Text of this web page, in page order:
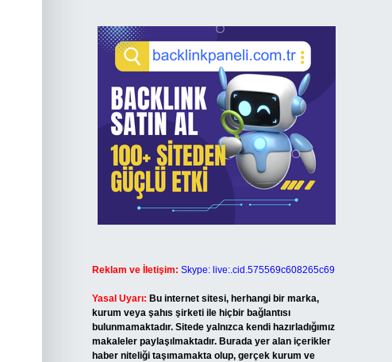
Reklam ve İletişim: Skype: live:.cid.575569c608265c69
Yasal Uyarı: Bu internet sitesi, herhangi bir marka,
kurum veya şahıs şirketi ile hiçbir bağlantısı
bulunmamaktadır. Sitede yalnızca kendi hazırladığımız
makaleler paylaşılmaktadır. Burada yer alan içerikler
haber niteliği taşımamakta olup, gerçek kurum ve